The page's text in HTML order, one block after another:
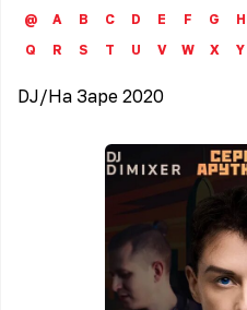
@
A B C D E F G H
Q
R S T U V W X Y
DJ/На Заре 2020